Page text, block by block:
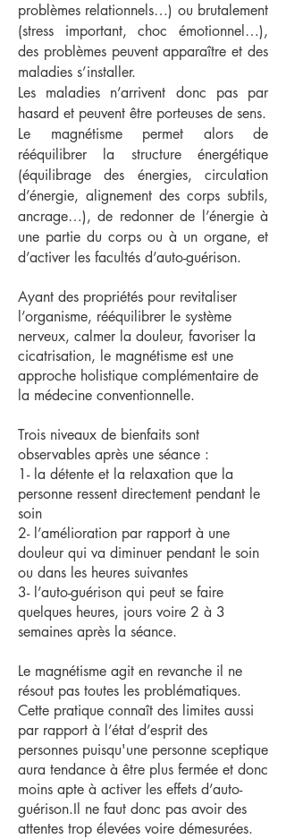
problèmes relationnels…) ou brutalement
(stress important, choc émotionnel…),
des problèmes peuvent apparaître et des
maladies s’installer.
Les maladies n’arrivent donc pas par
hasard et peuvent être porteuses de sens.
Le magnétisme permet alors de
rééquilibrer la structure énergétique
(équilibrage des énergies, circulation
d’énergie, alignement des corps subtils,
ancrage…), de redonner de l’énergie à
une partie du corps ou à un organe, et
d’activer les facultés d’auto-guérison.
Ayant des propriétés pour revitaliser
l’organisme, rééquilibrer le système
nerveux, calmer la douleur, favoriser la
cicatrisation, le magnétisme est une
approche holistique complémentaire de
la médecine conventionnelle.
Trois niveaux de bienfaits sont
observables après une séance :
1- la détente et la relaxation que la
personne ressent directement pendant le
soin
2- l’amélioration par rapport à une
douleur qui va diminuer pendant le soin
ou dans les heures suivantes
3- l’auto-guérison qui peut se faire
quelques heures, jours voire 2 à 3
semaines après la séance.
Le magnétisme agit en revanche il ne
résout pas toutes les problématiques.
Cette pratique connaît des limites aussi
par rapport à l’état d’esprit des
personnes puisqu'une personne sceptique
aura tendance à être plus fermée et donc
moins apte à activer les effets d’auto-
guérison.Il ne faut donc pas avoir des
attentes trop élevées voire démesurées.